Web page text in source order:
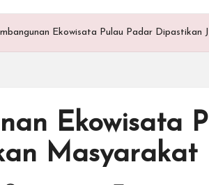
Ekowisata Pulau Padar
Ekowisata
Masyarakat